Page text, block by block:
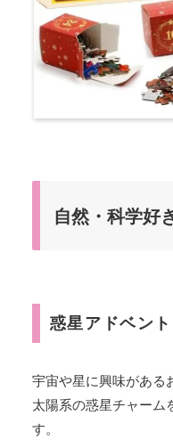
自然・科学好
惑星アドベン
宇宙や星に興味がある
太陽系の惑星チャーム
す。